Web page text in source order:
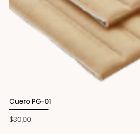
Cuero PG-01
Precio
$30,00